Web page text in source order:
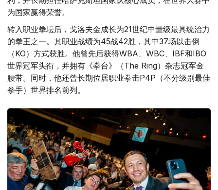
为国家赢得荣誉。
转入职业拳坛后，戈洛夫金成长为21世纪中量级最具统治力
的拳王之一。其职业战绩为45战42胜，其中37场以击倒
（KO）方式获胜。他曾先后获得WBA、WBC、IBF和IBO
世界冠军头衔，并拥有《拳台》（The Ring）杂志冠军金
腰带。同时，他还曾长期位居职业拳击P4P（不分级别最佳
拳手）世界排名前列。